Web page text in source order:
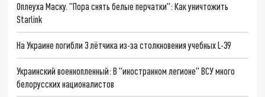
Оплеуха Маску. "Пора снять белые перчатки": Как уничтожить
Starlink
На Украине погибли 3 лётчика из-за столкновения учебных L-39
Украинский военнопленный: В "иностранном легионе" ВСУ много
белорусских националистов